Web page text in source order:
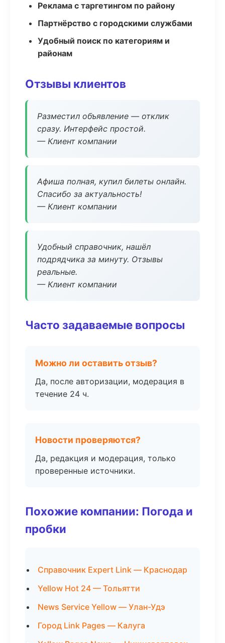
Реклама с таргетингом по району
Партнёрство с городскими службами
Удобный поиск по категориям и
районам
Отзывы клиентов
Разместил объявление — отклик
сразу. Интерфейс простой.
— Клиент компании
Афиша полная, купил билеты онлайн.
Спасибо за актуальность!
— Клиент компании
Удобный справочник, нашёл
подрядчика за минуту. Отзывы
реальные.
— Клиент компании
Часто задаваемые вопросы
Можно ли оставить отзыв?
Да, после авторизации, модерация в
течение 24 ч.
Новости проверяются?
Да, редакция и модерация, только
проверенные источники.
Похожие компании: Погода и
пробки
Справочник Expert Link — Краснодар
Yellow Hot 24 — Тольятти
News Service Yellow — Улан-Удэ
Город Link Pages — Калуга